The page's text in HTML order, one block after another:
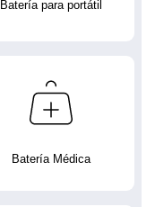
Batería para portátil
Batería Médica